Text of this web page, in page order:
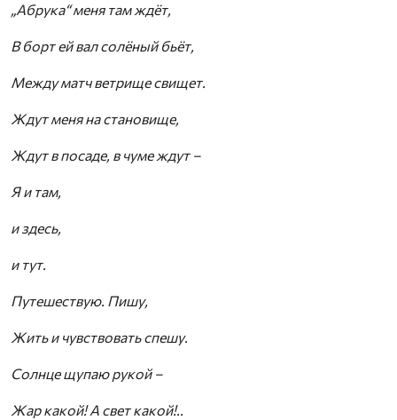
„Абрука“ меня там ждёт,
В борт ей вал солёный бьёт,
Между матч ветрище свищет.
Ждут меня на становище,
Ждут в посаде, в чуме ждут –
Я и там,
и здесь,
и тут.
Путешествую. Пишу,
Жить и чувствовать спешу.
Солнце щупаю рукой –
Жар какой! А свет какой!..